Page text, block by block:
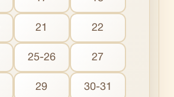
21 22
25-26 27
29 30-31